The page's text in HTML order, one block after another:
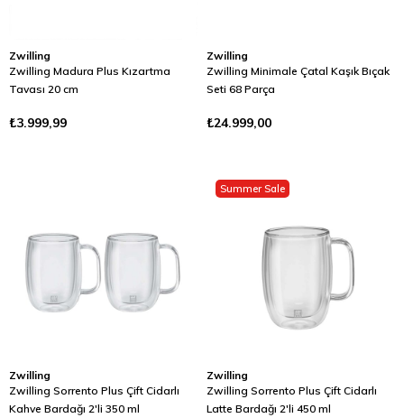
Zwilling
Zwilling Madura Plus Kızartma
Tavası 20 cm
₺3.999,99
Zwilling
Zwilling Minimale Çatal Kaşık Bıçak
Seti 68 Parça
₺24.999,00
Zwilling
Zwilling Sorrento Plus Çift Cidarlı
Kahve Bardağı 2'li 350 ml
Zwilling
Zwilling Sorrento Plus Çift Cidarlı
Latte Bardağı 2'li 450 ml
Summer Sale